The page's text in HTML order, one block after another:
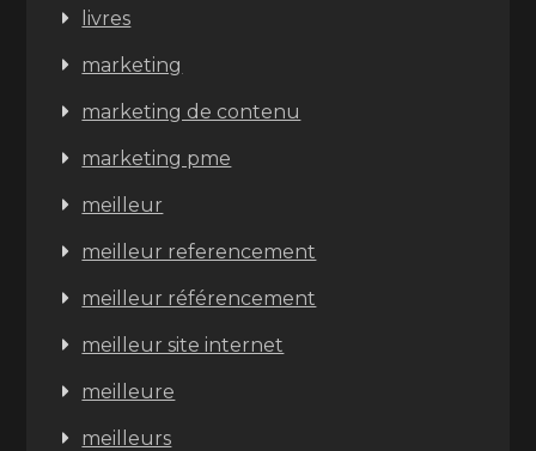
livres
marketing
marketing de contenu
marketing pme
meilleur
meilleur referencement
meilleur référencement
meilleur site internet
meilleure
meilleurs